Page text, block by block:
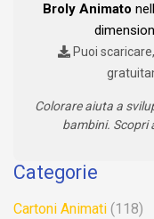
Broly Animato
Puoi
Colorare aiuta a
bambini. Scopri
Categorie
Cartoni Animati (118)